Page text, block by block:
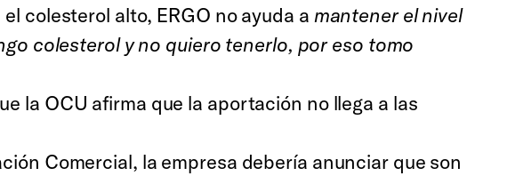
colesterol alto, ERGO no ayuda a mantener el nivel
colesterol y no quiero tenerlo, por eso tomo
la OCU afirma que la aportación no llega a las
Comercial, la empresa debería anunciar que son